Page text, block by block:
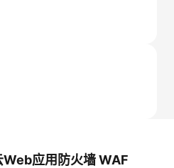
Web应用防火墙 WAF